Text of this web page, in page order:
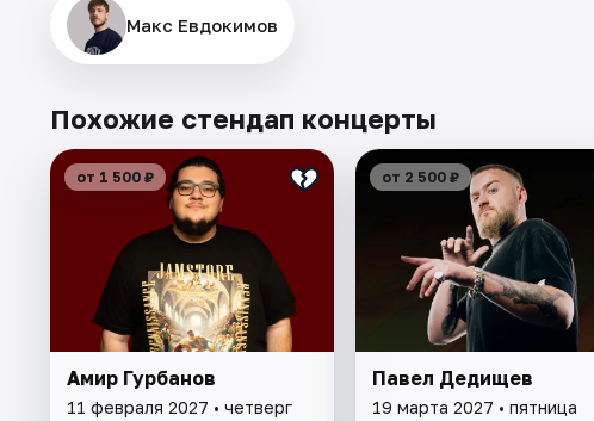
Макс Евдокимов
Похожие стендап концерты
от 1 500 ₽
Амир Гурбанов
11 февраля 2027 • четверг
от 2 500 ₽
Павел Дедищев
19 марта 2027 • пятница